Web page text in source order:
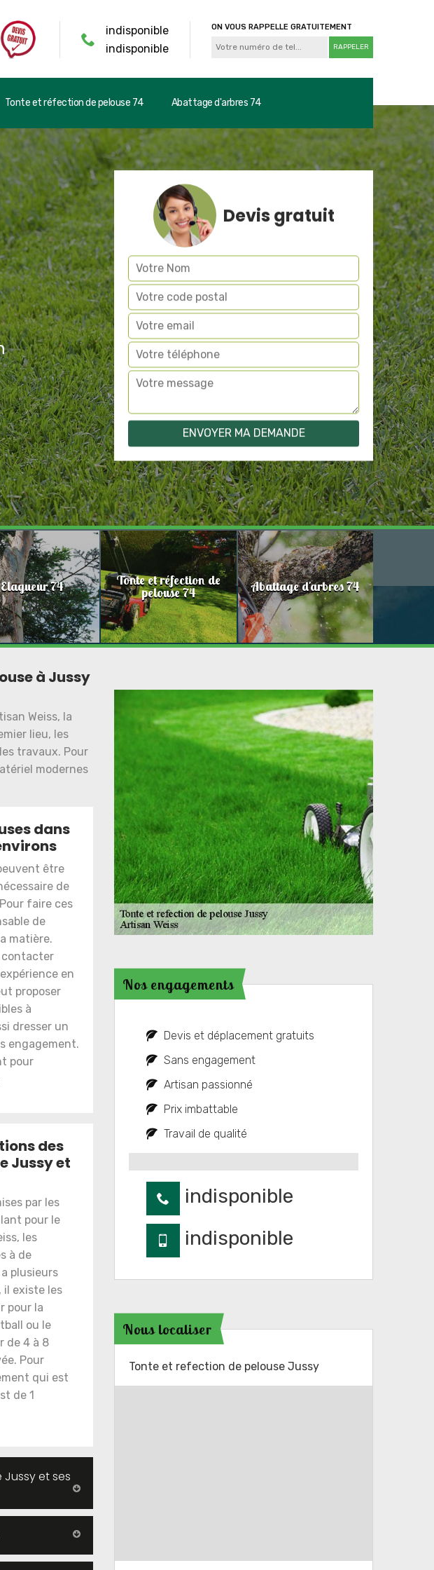
indisponible
indisponible
ON VOUS RAPPELLE GRATUITEMENT
Tonte et réfection de pelouse 74 Abattage d'arbres 74
Devis gratuit
Elagueur 74 Tonte et réfection de
pelouse 74 Abattage d'arbres 74
à Jussy
Weiss, la
lieu, les
travaux. Pour
modernes
dans
être
de
faire ces
de
matière.
contacter
en
proposer
à
dresser un
engagement.
pour
des
Jussy et
par les
pour le
les
à de
plusieurs
il existe les
pour la
ou le
de 4 à 8
Pour
qui est
de 1
et ses
Nos engagements
Devis et déplacement gratuits
Sans engagement
Artisan passionné
Prix imbattable
Travail de qualité
indisponible
indisponible
Nous localiser
Tonte et refection de pelouse Jussy